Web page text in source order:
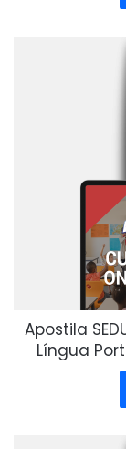
Apostila
Língua